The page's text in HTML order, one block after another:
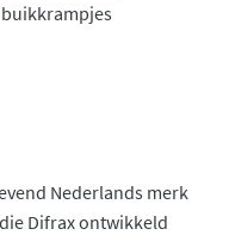
Nederlands merk
Difrax ontwikkeld